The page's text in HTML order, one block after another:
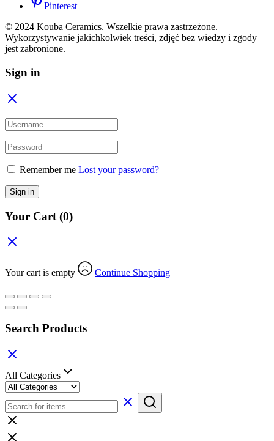
Pinterest
© 2024 Kouba Ceramics. Wszelkie prawa zastrzeżone.
Wykorzystywanie jakichkolwiek treści, zdjęć bez wiedzy i zgody
jest zabronione.
Sign in
Remember me Lost your password?
Sign in
Your Cart (0)
Your cart is empty Continue Shopping
Search Products
All Categories